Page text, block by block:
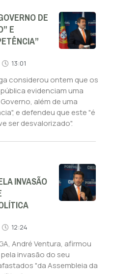
DE
E
13:01
considerou ontem que os
evidenciam uma
além de uma
e defendeu que este "é
ser desvalorizado".
INVASÃO
12:24
André Ventura, afirmou
invasão do seu
"da Assembleia da